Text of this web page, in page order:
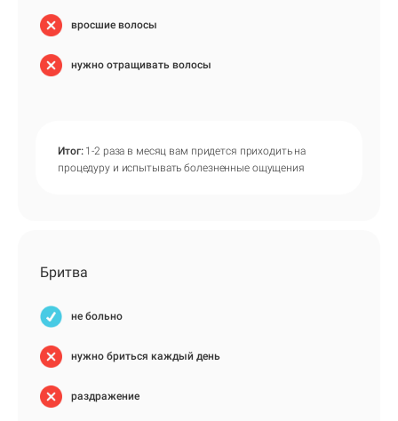
вросшие волосы
нужно отращивать волосы
Итог:1-2 раза в месяц вам придется приходить на
процедуру и испытывать болезненные ощущения
Бритва
не больно
нужно бриться каждый день
раздражение